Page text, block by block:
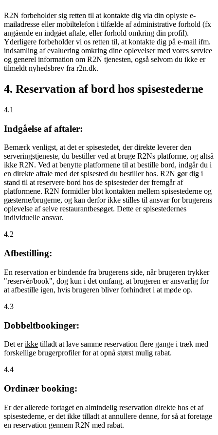
R2N forbeholder sig retten til at kontakte dig via din oplyste e-
mailadresse eller mobiltelefon i tilfælde af administrative forhold (fx
angående en indgået aftale, eller forhold omkring din profil).
Yderligere forbeholder vi os retten til, at kontakte dig på e-mail ifm.
indsamling af evaluering omkring dine oplevelser med vores service
og generel information om R2N tjenesten, også selvom du ikke er
tilmeldt nyhedsbrev fra r2n.dk.
4. Reservation af bord hos spisestederne
4.1
Indgåelse af aftaler:
Bemærk venligst, at det er spisestedet, der direkte leverer den
serveringstjeneste, du bestiller ved at bruge R2Ns platforme, og altså
ikke R2N. Ved at benytte platformene til at bestille bord, indgår du i
en direkte aftale med det spisested du bestiller hos. R2N gør dig i
stand til at reservere bord hos de spisesteder der fremgår af
platformene. R2N formidler blot kontakten mellem spisestederne og
gæsterne/brugerne, og kan derfor ikke stilles til ansvar for brugerens
oplevelse af selve restaurantbesøget. Dette er spisestedernes
individuelle ansvar.
4.2
Afbestilling:
En reservation er bindende fra brugerens side, når brugeren trykker
"reservér/book", dog kun i det omfang, at brugeren er ansvarlig for
at afbestille igen, hvis brugeren bliver forhindret i at møde op.
4.3
Dobbeltbookinger:
Det erikke tilladt at lave samme reservation flere gange i træk med
forskellige brugerprofiler for at opnå størst mulig rabat.
4.4
Ordinær booking:
Er der allerede fortaget en almindelig reservation direkte hos et af
spisestederne, er det ikke tilladt at annullere denne, for så at foretage
en reservation gennem R2N med rabat.